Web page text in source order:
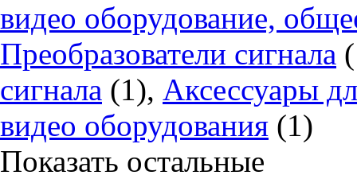
видео оборудование,
Преобразователи сигнала
сигнала (1), Аксессуары
видео оборудования (1)
Показать остальные